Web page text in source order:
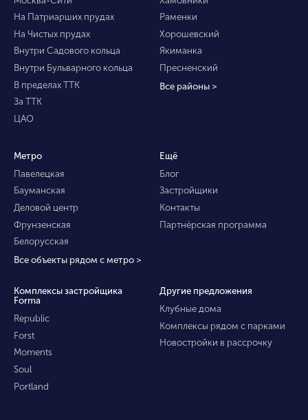
На Патриарших прудах
На Чистых прудах
Внутри Садового кольца
Внутри Бульварного кольца
В пределах ТТК
За ТТК
ЦАО
Раменки
Хорошевский
Якиманка
Пресненский
Все районы >
Метро
Павелецкая
Бауманская
Деловой центр
Фрунзенская
Белорусская
Все объекты рядом с метро >
Ещё
Блог
Застройщики
Контакты
Партнёрская программа
Комплексы застройщика
Forma
Republic
Forst
Moments
Soul
Portland
Другие предложения
Клубные дома
Комплексы рядом с парками
Новостройки в рассрочку